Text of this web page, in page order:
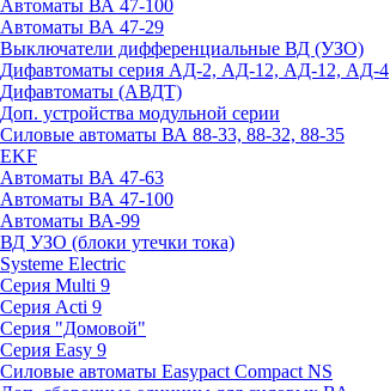
Автоматы ВА 47-100
Автоматы ВА 47-29
Выключатели дифференциальные ВД (УЗО)
Дифавтоматы серия АД-2, АД-12, АД-12, АД-4
Дифавтоматы (АВДТ)
Доп. устройства модульной серии
Силовые автоматы ВА 88-33, 88-32, 88-35
EKF
Автоматы ВА 47-63
Автоматы ВА 47-100
Автоматы ВА-99
ВД УЗО (блоки утечки тока)
Systeme Electric
Серия Multi 9
Серия Acti 9
Серия "Домовой"
Серия Easy 9
Силовые автоматы Easypact Compact NS